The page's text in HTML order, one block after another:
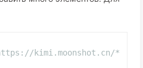
kimi.moonshot.cn/*